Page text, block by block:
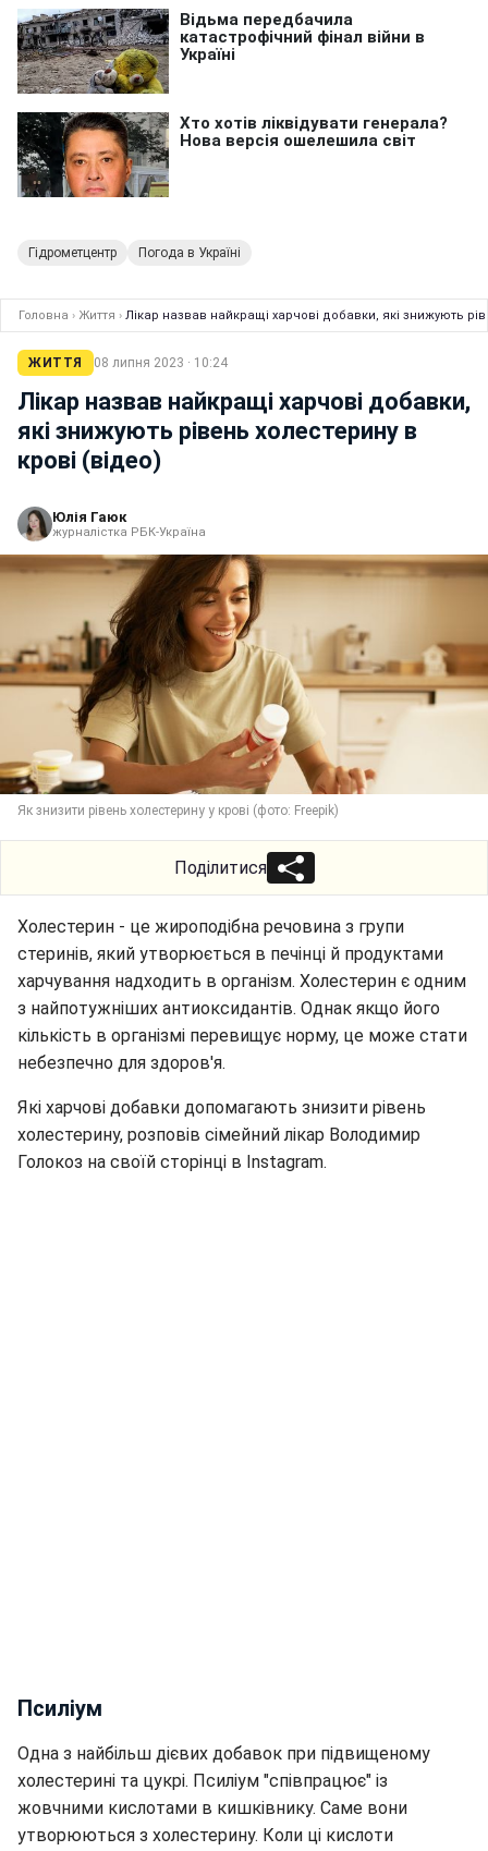
Гідрометцентр Погода в Україні
Головна › Життя › Лікар назвав найкращі харчові добавки, які знижують
ЖИТТЯ 08 липня 2023 · 10:24
Лікар назвав найкращі харчові добавки,
які знижують рівень холестерину в
крові (відео)
Юлія Гаюк
журналістка РБК-Україна
Як знизити рівень холестерину у крові (фото: Freepik)
Поділитися
Холестерин - це жироподібна речовина з групи
стеринів, який утворюється в печінці й продуктами
харчування надходить в організм. Холестерин є одним
з найпотужніших антиоксидантів. Однак якщо його
кількість в організмі перевищує норму, це може стати
небезпечно для здоров'я.
Які харчові добавки допомагають знизити рівень
холестерину, розповів сімейний лікар Володимир
Голокоз на своїй сторінці в Instagram.
Псиліум
Одна з найбільш дієвих добавок при підвищеному
холестерині та цукрі. Псиліум "співпрацює" із
жовчними кислотами в кишківнику. Саме вони
утворюються з холестерину. Коли ці кислоти